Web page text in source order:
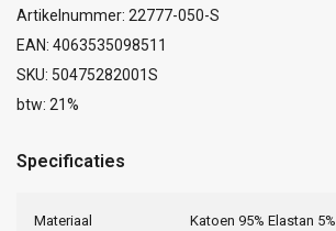
Artikelnummer: 22777-050-S
EAN: 4063535098511
SKU: 50475282001S
btw: 21%
Specificaties
Materiaal Katoen 95% Elastan 5%